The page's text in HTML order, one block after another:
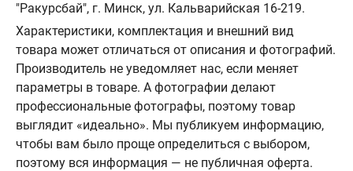
"Ракурсбай", г. Минск, ул. Кальварийская 16-219.
Характеристики, комплектация и внешний вид
товара может отличаться от описания и фотографий.
Производитель не уведомляет нас, если меняет
параметры в товаре. А фотографии делают
профессиональные фотографы, поэтому товар
выглядит «идеально». Мы публикуем информацию,
чтобы вам было проще определиться с выбором,
поэтому вся информация — не публичная оферта.